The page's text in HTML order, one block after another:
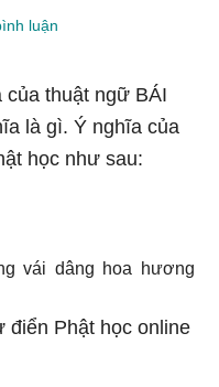
luận
của thuật ngữ BÁI
là gì. Ý nghĩa của
học như sau:
vái dâng hoa hương
điển Phật học online